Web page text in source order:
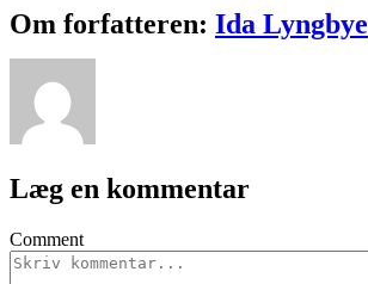
Om forfatteren: Ida Lyngbye
Læg en kommentar
Comment